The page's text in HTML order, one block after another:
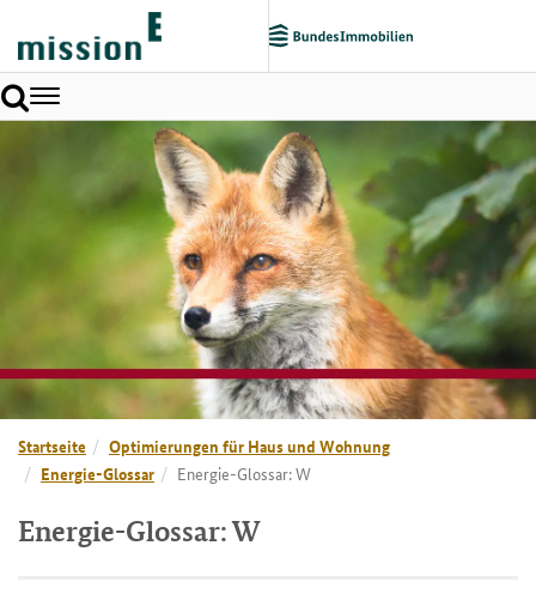
Toggle
navigation
Startseite
Optimierungen für Haus und Wohnung
Energie-Glossar
Energie-Glossar: W
Energie-Glossar: W